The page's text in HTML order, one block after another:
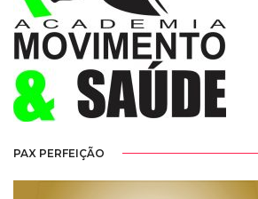
PAX PERFEIÇÃO